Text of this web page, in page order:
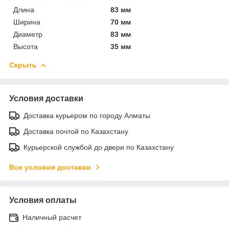
Длина
83 мм
Ширина
70 мм
Диаметр
83 мм
Высота
35 мм
Скрыть
Условия доставки
Доставка курьером по городу Алматы
Доставка почтой по Казахстану
Курьерской службой до двери по Казахстану
Все условия доставки
Условия оплаты
Наличный расчет